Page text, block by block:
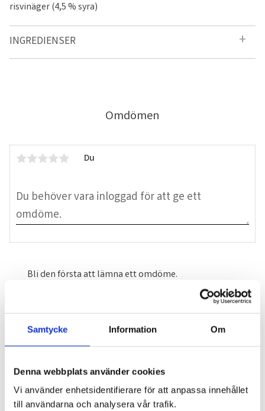
Samtycke Information Om
Denna webbplats använder cookies
Vi använder enhetsidentifierare för att anpassa innehållet
till användarna och analysera vår trafik.
risvinäger (4,5 % syra)
INGREDIENSER
Omdömen
Du
Bli den första att lämna ett omdöme.
Blogg
Bläckfisk – en favorit i det asiatiska
köket